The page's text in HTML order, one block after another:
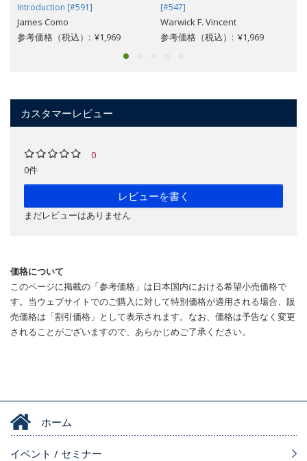
Introduction [#591]
James Como
参考価格（税込）: ¥1,969
[#547]
Warwick F. Vincent
参考価格（税込）: ¥1,969
カスタマーレビュー
0
0件
レビューを書く
まだレビューはありません
価格について
このページに掲載の「参考価格」は日本国内における希望小売価格で
す。当ウェブサイトでのご購入に対して特別価格が適用される場合、販
売価格は「割引価格」として表示されます。なお、価格は予告なく変更
されることがございますので、あらかじめご了承ください。
ホーム
イベント / セミナー